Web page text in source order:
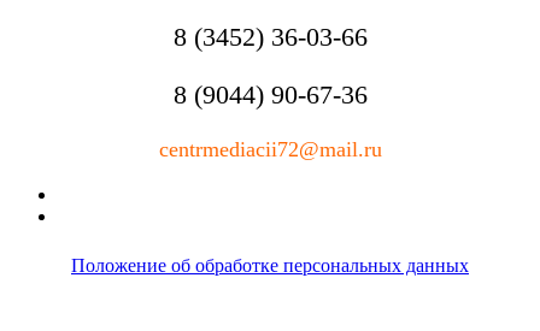
8 (3452) 36-03-66
8 (9044) 90-67-36
centrmediacii72@mail.ru
Положение об обработке персональных данных